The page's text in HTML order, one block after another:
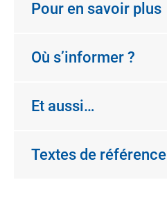
Pour en savoir plus
Où s’informer ?
Et aussi…
Textes de référence